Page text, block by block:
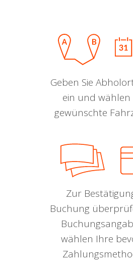
Geben Sie
ein und wählen
gewünschte
Zur
Buchung
wählen Ihre